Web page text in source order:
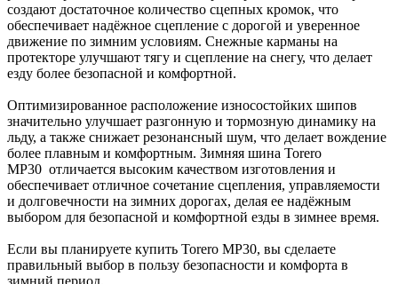
создают достаточное количество сцепных кромок, что
обеспечивает надёжное сцепление с дорогой и уверенное
движение по зимним условиям. Снежные карманы на
протекторе улучшают тягу и сцепление на снегу, что делает
езду более безопасной и комфортной.
Оптимизированное расположение износостойких шипов
значительно улучшает разгонную и тормозную динамику на
льду, а также снижает резонансный шум, что делает вождение
более плавным и комфортным. Зимняя шина Torero
MP30 отличается высоким качеством изготовления и
обеспечивает отличное сочетание сцепления, управляемости
и долговечности на зимних дорогах, делая ее надёжным
выбором для безопасной и комфортной езды в зимнее время.
Если вы планируете купить Torero MP30, вы сделаете
правильный выбор в пользу безопасности и комфорта в
зимний период.